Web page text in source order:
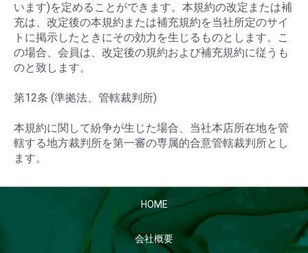
います)を定めることができます。本規約の改定または補
充は、改定後の本規約または補充規約を当社所定のサイ
トに掲示したときにその効力を生じるものとします。こ
の場合、会員は、改定後の規約および補充規約に従うも
のと致します。
第12条 (準拠法、管轄裁判所)
本規約に関して紛争が生じた場合、当社本店所在地を管
轄する地方裁判所を第一審の専属的合意管轄裁判所とし
ます。
HOME
会社概要